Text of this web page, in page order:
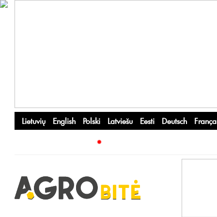
Lietuvių English Polski Latviešu Eesti Deutsch